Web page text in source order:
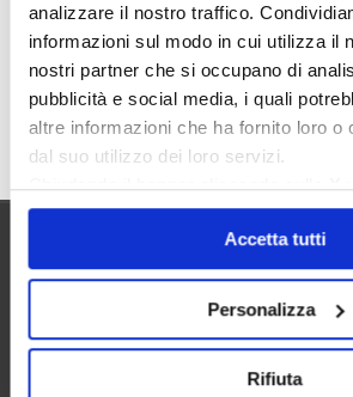
analizzare il nostro traffico.
informazioni sul modo in cui utilizza il
nostri partner che si occupano di
pubblicità e social media, i quali
altre informazioni che ha fornito loro o
dal suo utilizzo dei loro servizi.
Chiudendo il banner cliccando sullaX
solo i cookie necessari.
Accetta tutti
Personalizza
Rifiuta
Valore Case
Utilità
Contatti e RPD